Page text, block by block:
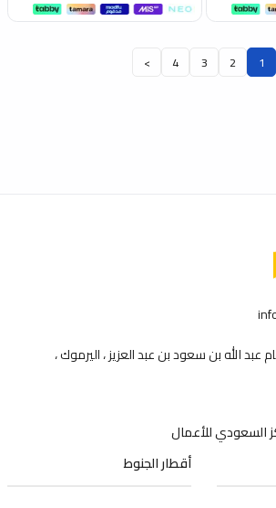
1
2
3
4
>
عبد الله بن سعود بن عبد العزيز ، اليرموك ،
السعودي للأعمال
أقطار الجنوط